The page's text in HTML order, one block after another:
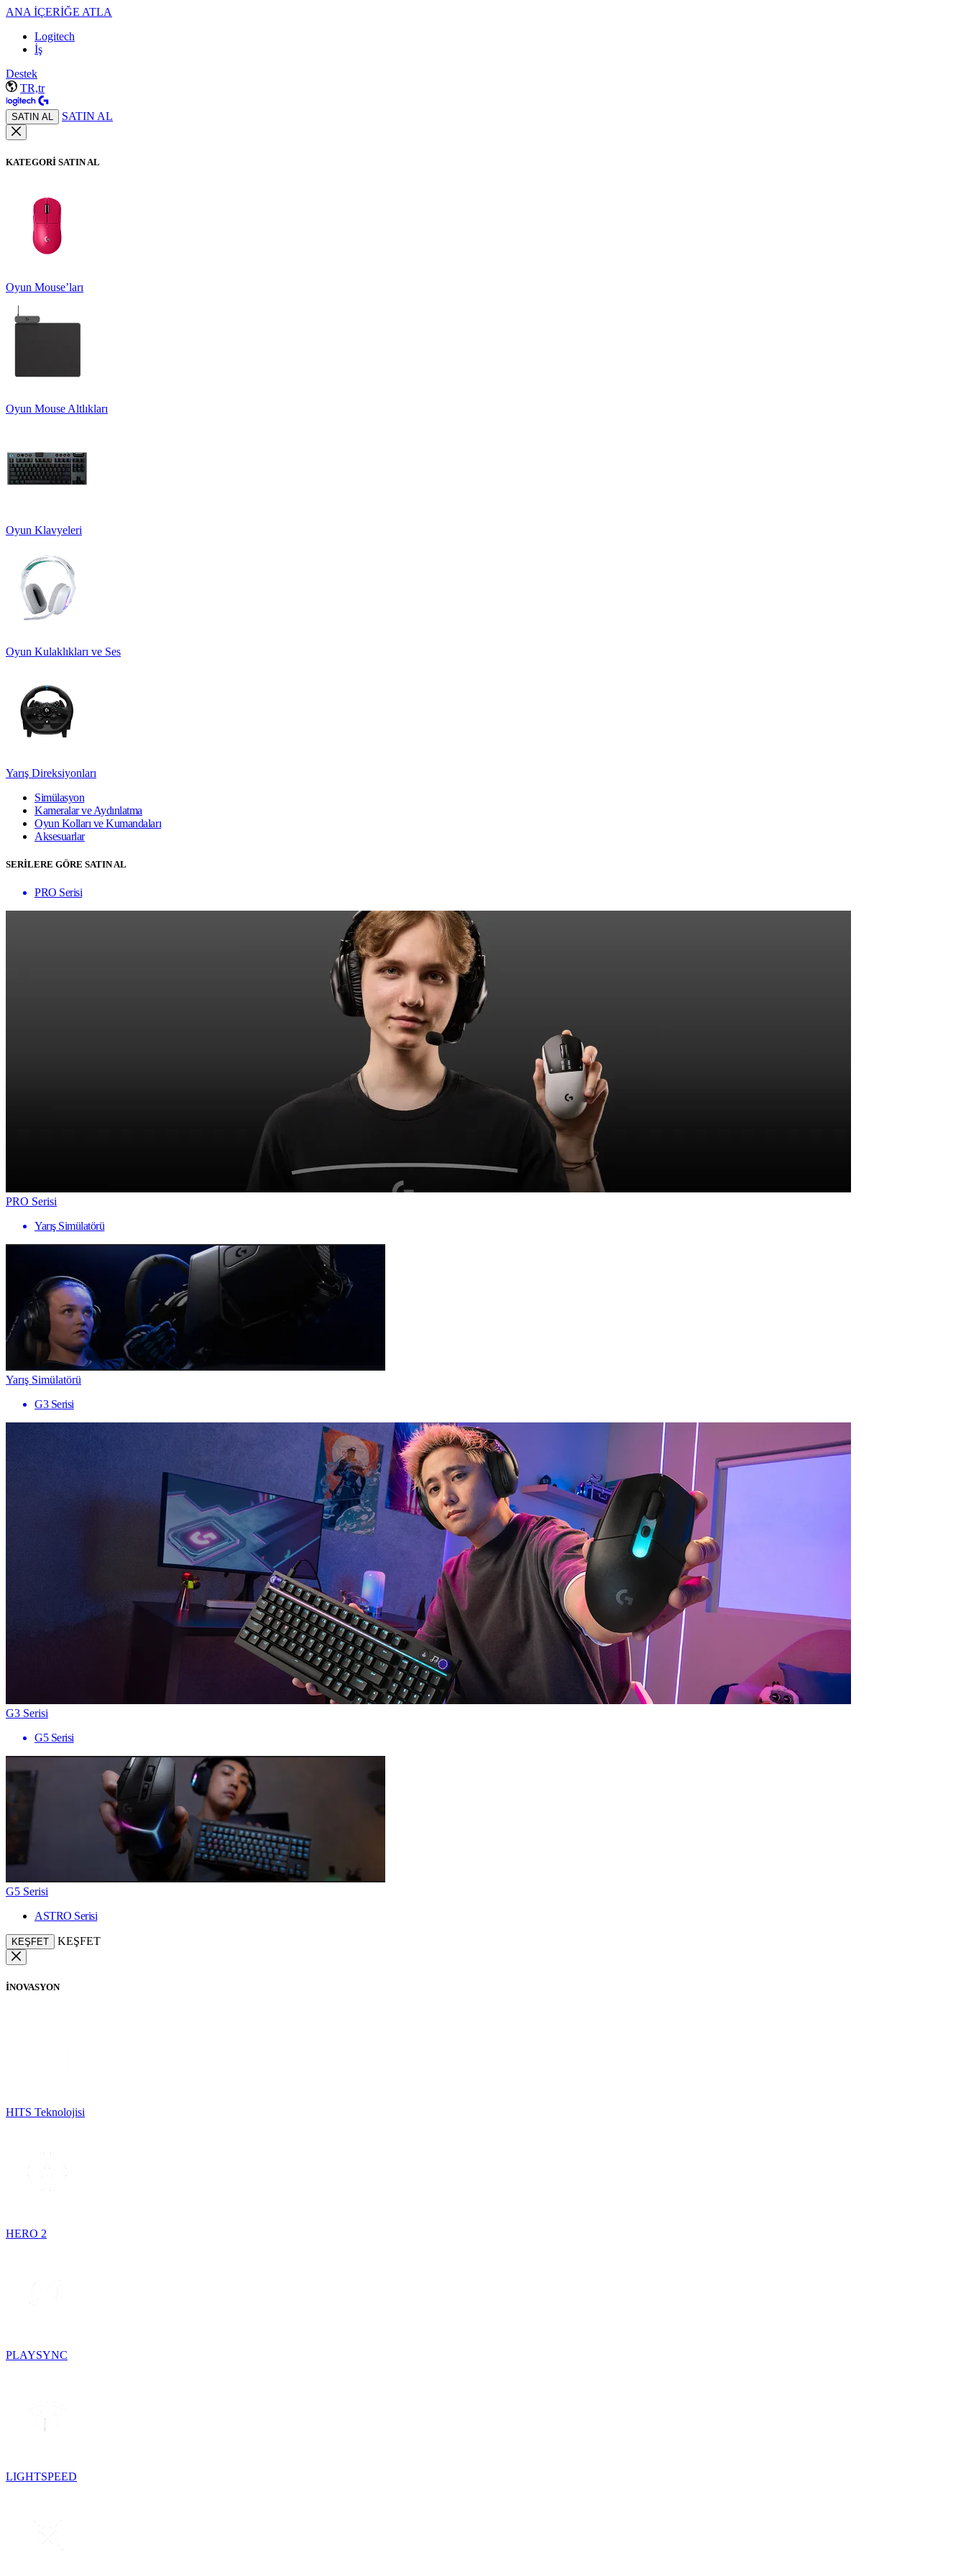
ANA İÇERİĞE ATLA
Logitech
İş
Destek
TR,tr
SATIN AL SATIN AL
KATEGORİ SATIN AL
Oyun Mouse’ları
Oyun Mouse Altlıkları
Oyun Klavyeleri
Oyun Kulaklıkları ve Ses
Yarış Direksiyonları
Simülasyon
Kameralar ve Aydınlatma
Oyun Kolları ve Kumandaları
Aksesuarlar
SERİLERE GÖRE SATIN AL
PRO Serisi
PRO Serisi
Yarış Simülatörü
Yarış Simülatörü
G3 Serisi
G3 Serisi
G5 Serisi
G5 Serisi
ASTRO Serisi
KEŞFET KEŞFET
İNOVASYON
HITS Teknolojisi
HERO 2
PLAYSYNC
LIGHTSPEED